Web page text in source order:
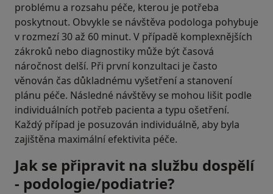
problému a rozsahu péče, kterou je potřeba
poskytnout. Obvykle se návštěva podologa pohybuje
v rozmezí 30 až 60 minut. V případě komplexnějších
zákroků nebo diagnostiky může být časová
náročnost delší. Při první konzultaci je často
věnován čas důkladnému vyšetření a stanovení
plánu péče. Následné návštěvy se mohou lišit podle
individuálních potřeb pacienta a typu ošetření.
Každý případ je posuzován individuálně, aby byla
zajištěna maximální efektivita péče.
Jak se připravit na službu dospělí
- podologie/podiatrie?